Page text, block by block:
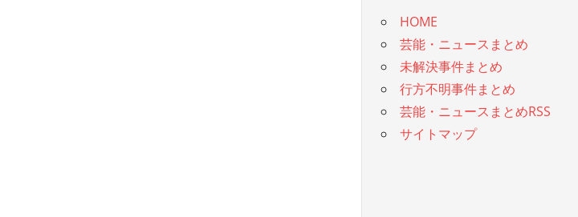
HOME
芸能・ニュースまとめ
未解決事件まとめ
行方不明事件まとめ
芸能・ニュースまとめRSS
サイトマップ